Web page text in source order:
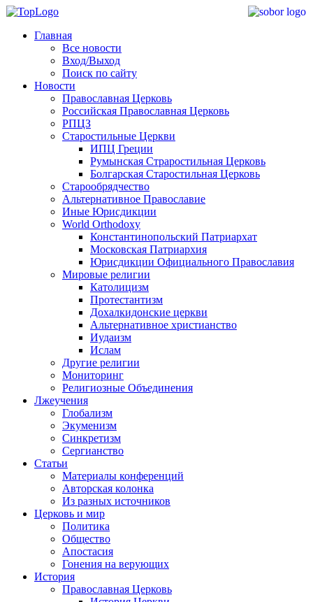
Главная
Все новости
Вход/Выход
Поиск по сайту
Новости
Православная Церковь
Российская Православная Церковь
РПЦЗ
Старостильные Церкви
ИПЦ Греции
Румынская Страростильная Церковь
Болгарская Старостильная Церковь
Старообрядчество
Альтернативное Православие
Иные Юрисдикции
World Orthodoxy
Константинопольский Патриархат
Московская Патриархия
Юрисдикции Официального Православия
Мировые религии
Католицизм
Протестантизм
Дохалкидонские церкви
Альтернативное христианство
Иудаизм
Ислам
Другие религии
Мониторинг
Религиозные Объединения
Лжеучения
Глобализм
Экуменизм
Синкретизм
Сергианство
Статьи
Материалы конференций
Авторская колонка
Из разных источников
Церковь и мир
Политика
Общество
Апостасия
Гонения на верующих
История
Православная Церковь